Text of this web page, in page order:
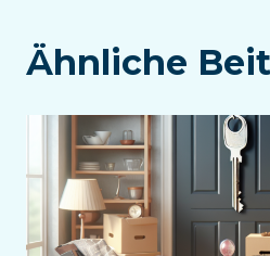
Ähnliche